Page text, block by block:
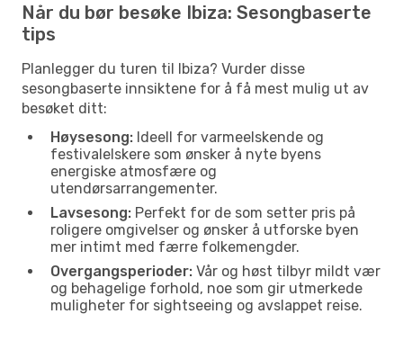
Når du bør besøke Ibiza: Sesongbaserte
tips
Planlegger du turen til Ibiza? Vurder disse
sesongbaserte innsiktene for å få mest mulig ut av
besøket ditt:
Høysesong: Ideell for varmeelskende og
festivalelskere som ønsker å nyte byens
energiske atmosfære og
utendørsarrangementer.
Lavsesong: Perfekt for de som setter pris på
roligere omgivelser og ønsker å utforske byen
mer intimt med færre folkemengder.
Overgangsperioder: Vår og høst tilbyr mildt vær
og behagelige forhold, noe som gir utmerkede
muligheter for sightseeing og avslappet reise.